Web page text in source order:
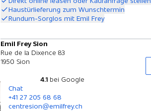
Haustürlieferung zum Wunschtermin
Rundum-Sorglos mit Emil Frey
Emil Frey Sion
Rue de la Dixence 83
1950 Sion
4.1 bei Google
Chat
+41 27 205 68 68
centresion@emilfrey.ch